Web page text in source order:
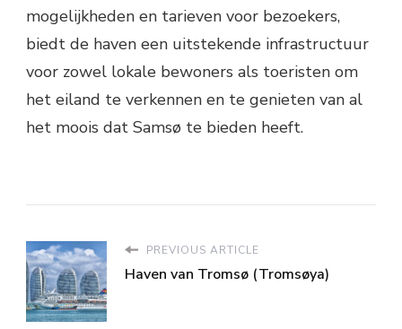
mogelijkheden en tarieven voor bezoekers,
biedt de haven een uitstekende infrastructuur
voor zowel lokale bewoners als toeristen om
het eiland te verkennen en te genieten van al
het moois dat Samsø te bieden heeft.
PREVIOUS ARTICLE
Haven van Tromsø (Tromsøya)